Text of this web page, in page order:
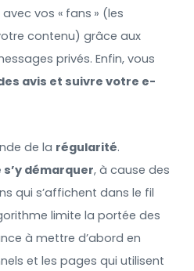
avec vos « fans » (les
contenu) grâce aux
privés. Enfin, vous
avis et suivre votre e-
de la régularité.
démarquer, à cause des
qui s’affichent dans le fil
limite la portée des
à mettre d’abord en
et les pages qui utilisent